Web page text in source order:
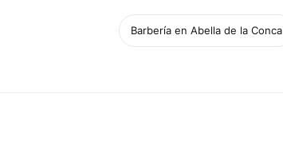
Barbería en Abella de la Conca